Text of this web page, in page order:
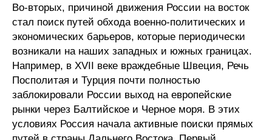
Во-вторых, причиной движения России на восток
стал поиск путей обхода военно-политических и
экономических барьеров, которые периодически
возникали на наших западных и южных границах.
Например, в XVII веке враждебные Швеция, Речь
Посполитая и Турция почти полностью
заблокировали России выход на европейские
рынки через Балтийское и Черное моря. В этих
условиях Россия начала активные поиски прямых